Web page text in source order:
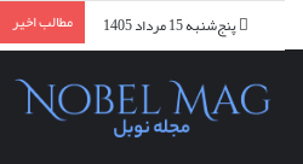
پنج‌شنبه 15 مرداد 1405 مطالب اخیر